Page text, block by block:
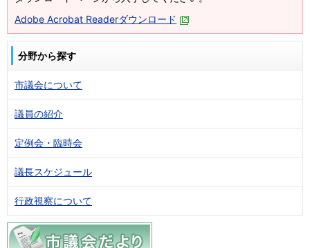
Adobe Acrobat Readerダウンロード
分野から探す
市議会について
議員の紹介
定例会・臨時会
議長スケジュール
行政視察について